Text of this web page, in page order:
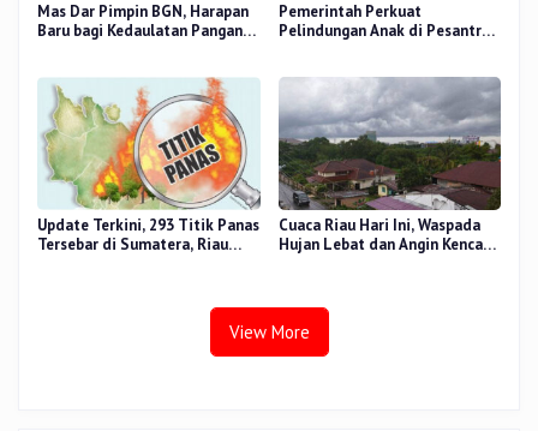
Mas Dar Pimpin BGN, Harapan
Baru bagi Kedaulatan Pangan
Pemerintah Perkuat
Pelindungan Anak di Pesantren
Update Terkini, 293 Titik Panas
Tersebar di Sumatera, Riau
Cuaca Riau Hari Ini, Waspada
Hujan Lebat dan Angin Kencang
View More